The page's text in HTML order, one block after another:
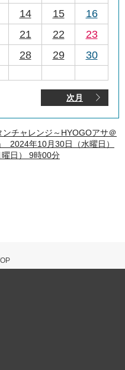
14 15
16
21 22
23
28 29 30
次月
チャレンジ～HYOGOアサ＠
2024年10月30日（水曜日）
日） 9時00分